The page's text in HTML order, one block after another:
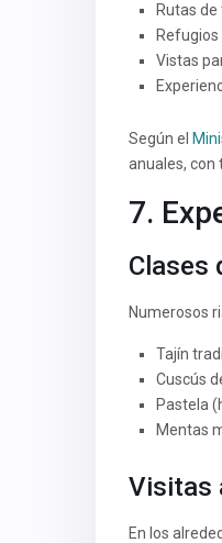
Rutas
Vistas
Según el
anuales, con
7.
Clases
Numerosos
Tajín
Cuscús
Pastela
Mentas
Visitas
En los